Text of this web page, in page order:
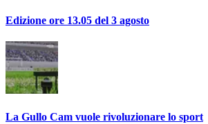
Edizione ore 13.05 del 3 agosto
La Gullo Cam vuole rivoluzionare lo sport